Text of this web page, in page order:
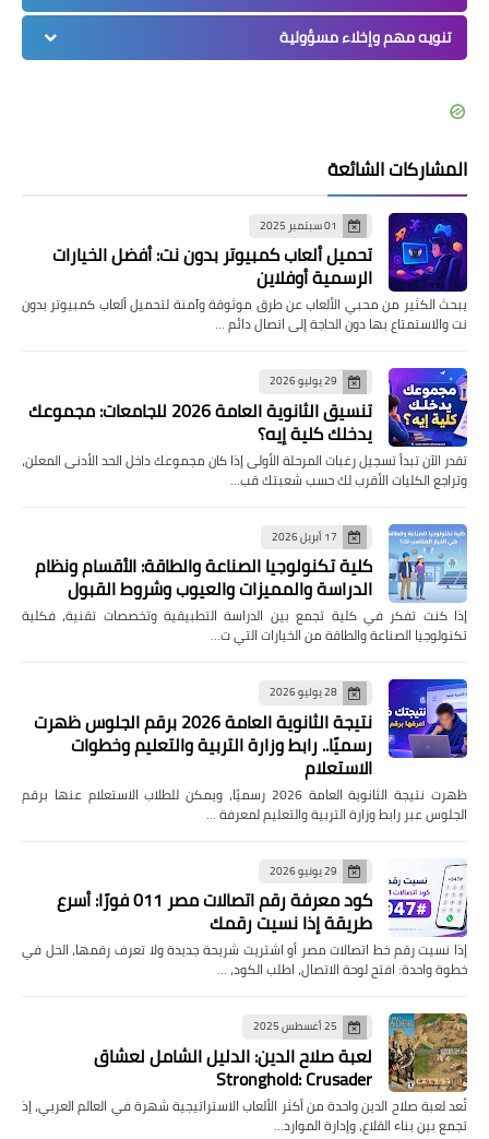
تنويه مهم وإخلاء مسؤولية
المشاركات الشائعة
01 سبتمبر 2025
تحميل ألعاب كمبيوتر بدون نت: أفضل الخيارات
الرسمية أوفلاين
يبحث الكثير من محبي الألعاب عن طرق موثوقة وآمنة لتحميل ألعاب كمبيوتر بدون
نت والاستمتاع بها دون الحاجة إلى اتصال دائم …
29 يوليو 2026
تنسيق الثانوية العامة 2026 للجامعات: مجموعك
يدخلك كلية إيه؟
تقدر الآن تبدأ تسجيل رغبات المرحلة الأولى إذا كان مجموعك داخل الحد الأدنى المعلن،
وتراجع الكليات الأقرب لك حسب شعبتك قب…
17 أبريل 2026
كلية تكنولوجيا الصناعة والطاقة: الأقسام ونظام
الدراسة والمميزات والعيوب وشروط القبول
إذا كنت تفكر في كلية تجمع بين الدراسة التطبيقية وتخصصات تقنية، فكلية
تكنولوجيا الصناعة والطاقة من الخيارات التي ت…
28 يوليو 2026
نتيجة الثانوية العامة 2026 برقم الجلوس ظهرت
رسميًا.. رابط وزارة التربية والتعليم وخطوات
الاستعلام
ظهرت نتيجة الثانوية العامة 2026 رسميًا، ويمكن للطلاب الاستعلام عنها برقم
الجلوس عبر رابط وزارة التربية والتعليم لمعرفة …
29 يونيو 2026
كود معرفة رقم اتصالات مصر 011 فورًا: أسرع
طريقة إذا نسيت رقمك
إذا نسيت رقم خط اتصالات مصر أو اشتريت شريحة جديدة ولا تعرف رقمها، الحل في
خطوة واحدة: افتح لوحة الاتصال، اطلب الكود، …
25 أغسطس 2025
لعبة صلاح الدين: الدليل الشامل لعشاق
Stronghold: Crusader
تُعد لعبة صلاح الدين واحدة من أكثر الألعاب الاستراتيجية شهرة في العالم العربي، إذ
تجمع بين بناء القلاع، وإدارة الموارد…